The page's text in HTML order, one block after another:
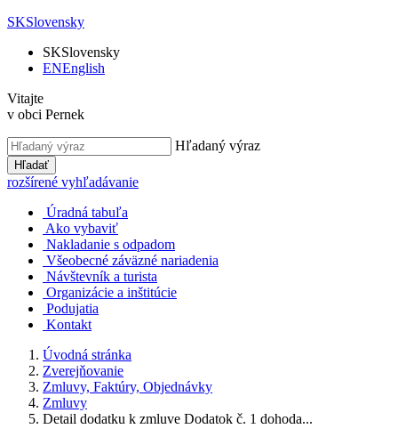
SKSlovensky
SKSlovensky
ENEnglish
Vitajte
v obci Pernek
Hľadaný výraz
Hľadať
rozšírené vyhľadávanie
Úradná tabuľa
Ako vybaviť
Nakladanie s odpadom
Všeobecné záväzné nariadenia
Návštevník a turista
Organizácie a inštitúcie
Podujatia
Kontakt
Úvodná stránka
Zverejňovanie
Zmluvy, Faktúry, Objednávky
Zmluvy
Detail dodatku k zmluve Dodatok č. 1 dohoda...